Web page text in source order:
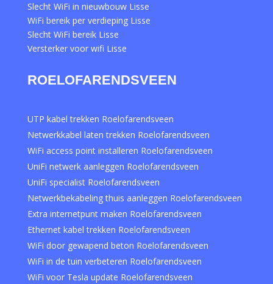
Slecht WiFi in nieuwbouw Lisse
WiFi bereik per verdieping Lisse
Slecht WiFi bereik Lisse
Versterker voor wifi Lisse
ROELOFARENDSVEEN
UTP kabel trekken Roelofarendsveen
Netwerkkabel laten trekken Roelofarendsveen
WiFi access point installeren Roelofarendsveen
UniFi netwerk aanleggen Roelofarendsveen
UniFi specialist Roelofarendsveen
Netwerkbekabeling thuis aanleggen Roelofarendsveen
Extra internetpunt maken Roelofarendsveen
Ethernet kabel trekken Roelofarendsveen
WiFi door gewapend beton Roelofarendsveen
WiFi in de tuin verbeteren Roelofarendsveen
WiFi voor Tesla update Roelofarendsveen